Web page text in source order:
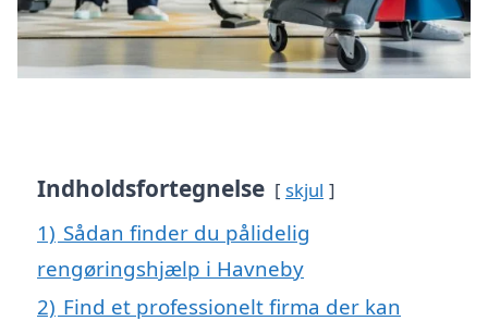
Indholdsfortegnelse skjul
1) Sådan finder du pålidelig
rengøringshjælp i Havneby
2) Find et professionelt firma der kan